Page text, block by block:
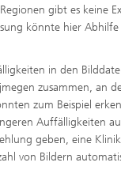
gibt es keine
könnte hier
in den
zusammen, an
zum Beispiel
Auffälligkeiten
geben, eine
von Bildern